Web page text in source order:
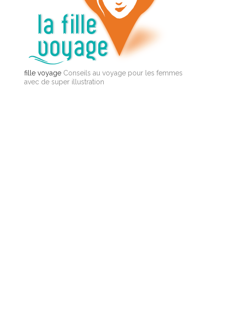
fille voyage Conseils au voyage pour les femmes
avec de super illustration